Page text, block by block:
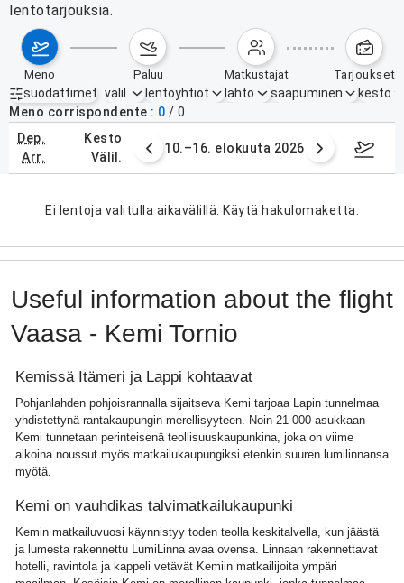
lentotarjouksia.
meno paluu matkustajat tarjoukset
suodattimet
Aktiiviset suodattimet ei mitään
välil. lentoyhtiöt lähtö saapuminen
kesto
Meno corrispondente
0 / 0
dep.
arr.
kesto
välil.
elokuuta 2026 10.–16. elokuuta 2026
Ei lentoja valitulla aikavälillä. Käytä hakulomaketta.
Useful information about the flight
Vaasa - Kemi Tornio
Kemissä Itämeri ja Lappi kohtaavat
Pohjanlahden pohjoisrannalla sijaitseva Kemi tarjoaa Lapin tunnelmaa
yhdistettynä rantakaupungin merellisyyteen. Noin 21 000 asukkaan
Kemi tunnetaan perinteisenä teollisuuskaupunkina, joka on viime
aikoina noussut myös matkailukaupungiksi etenkin suuren lumilinnansa
myötä.
Kemi on vauhdikas talvimatkailukaupunki
Kemin matkailuvuosi käynnistyy toden teolla keskitalvella, kun jäästä
ja lumesta rakennettu LumiLinna avaa ovensa. Linnaan rakennettavat
hotelli, ravintola ja kappeli vetävät Kemiin matkailijoita ympäri